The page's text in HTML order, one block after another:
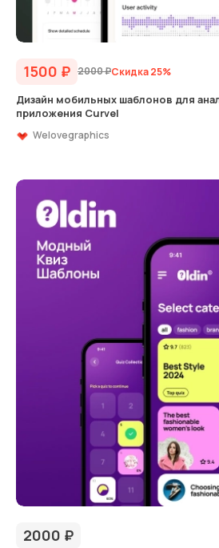
1500 ₽ 2000₽Скидка 25%
Дизайн мобильных шаблонов для
приложения Curvel
Welovegraphics
2000 ₽